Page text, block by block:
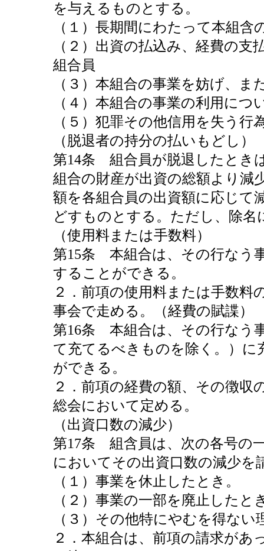
を与えるものとする。
（１）長期間にわたって本組
（２）出資の払込み、経費の
組合員
（３）本組合の事業を妨げ、
（４）本組合の事業の利用に
（５）犯罪その他信用を失う行
（脱退者の持分の払いもどし）
第14条 組合員が脱退したとき
組合の財産が出資の総額より減
額を各組合員の出資額に応じて
どすものとする。ただし、除
（使用料または手数料）
第15条 本組合は、その行なう
することができる。
２．前項の使用料または手数料
事会で走める。（経費の賦諜）
第16条 本組合は、その行なう
て充てるべきものを除く。）
ができる。
２．前項の経費の額、その徴収
総会において定める。
（出資口数の減少）
第17条 組含員は、次の各号の
においてその出資口数の減少を
（１）事業を休止したとき。
（２）事業の一部を廃止したと
（３）その他特にやむを得ない
２．本組合は、前項の請求が